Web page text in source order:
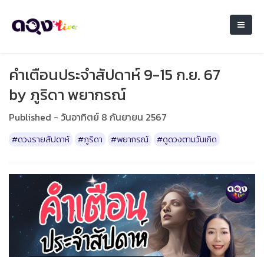
คำเตือนประจำสัปดาห์ 9-15 ก.ย. 67
by ภูริดา พยากรณ์
Published - วันอาทิตย์ 8 กันยายน 2567
#ดวงรายสัปดาห์ #ภูริดา #พยากรณ์ #ดูดวงตามวันเกิด